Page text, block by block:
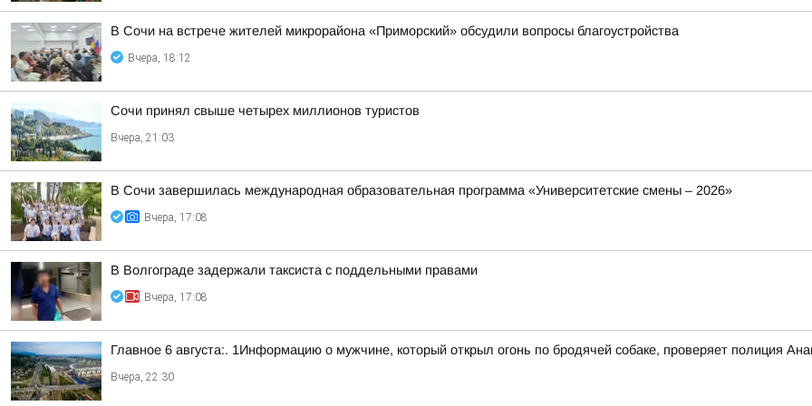
В Сочи на встрече жителей микрорайона «Приморский» обсудили вопросы благоустройства
Вчера, 18:12
Сочи принял свыше четырех миллионов туристов
Вчера, 21:03
В Сочи завершилась международная образовательная программа «Университетские смены – 2026»
Вчера, 17:08
В Волгограде задержали таксиста с поддельными правами
Вчера, 17:08
Главное 6 августа:. 1Информацию о мужчине, который открыл огонь по бродячей собаке, проверяет полиция
Вчера, 22:30